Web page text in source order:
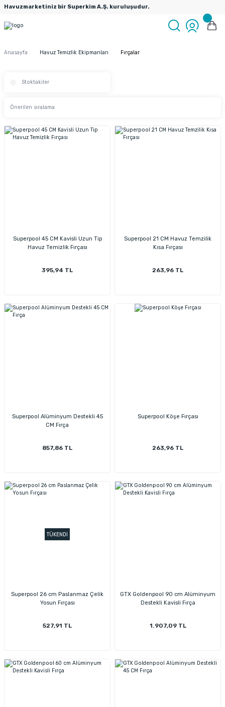
Havuzmarketiniz bir Superkim A.Ş. kuruluşudur.
Anasayfa Havuz Temizlik Ekipmanları Fırçalar
Stoktakiler
Superpool 45 CM Kavisli Uzun Tip
Havuz Temizlik Fırçası
395,94 TL
Superpool 21 CM Havuz Temzilik
Kısa Fırçası
263,96 TL
Superpool Alüminyum Destekli 45
CM Fırça
857,86 TL
Superpool Köşe Fırçası
263,96 TL
TÜKENDİ
Superpool 26 cm Paslanmaz Çelik
Yosun Fırçası
527,91 TL
GTX Goldenpool 90 cm Alüminyum
Destekli Kavisli Fırça
1.907,09 TL